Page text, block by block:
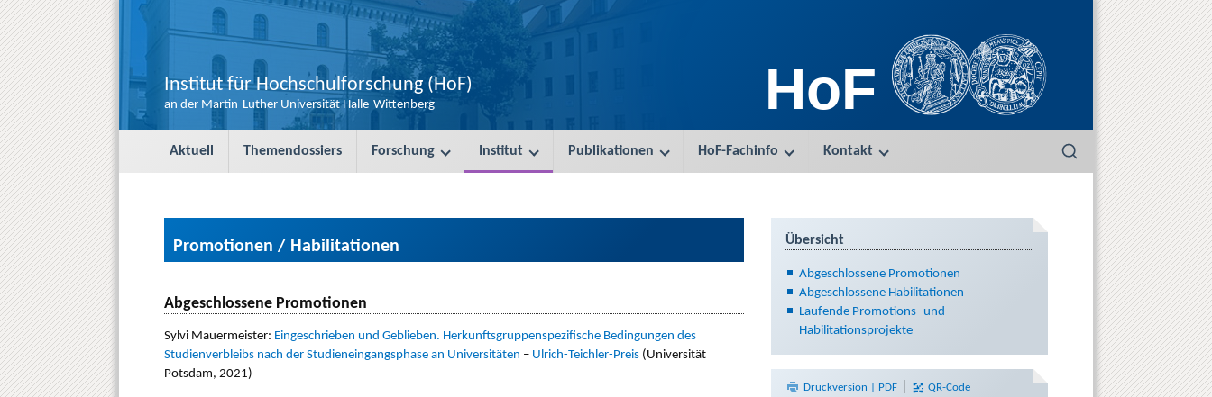
HoF
Institut für Hochschulforschung (HoF)
an der Martin-Luther Universität Halle-Wittenberg
Aktuell Themendossiers Forschung Institut Publikationen HoF-Fachinfo Kontakt
S
e
Promotionen / Habilitationen
Abgeschlossene Promotionen
Sylvi Mauermeister: Eingeschrieben und Geblieben. Herkunftsgruppenspezifische Bedingungen des
Studienverbleibs nach der Studieneingangsphase an Universitäten – Ulrich-Teichler-Preis (Universität
Potsdam, 2021)
Übersicht
Abgeschlossene Promotionen
Abgeschlossene Habilitationen
Laufende Promotions- und
Habilitationsprojekte
Druckversion | PDF QR-Code